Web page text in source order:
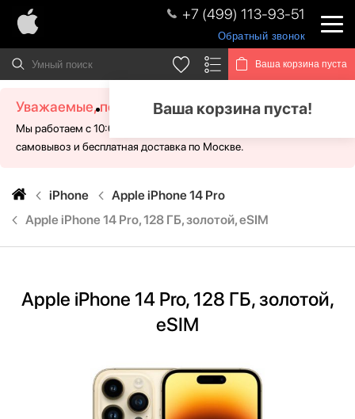
+7 (499) 113-93-51
Обратный звонок
Ваша корзина пуста
Ваша корзина пуста!
Уважаемые, посетители!
Мы работаем с 10:00 - 21:00 без выходных. Для Вас доступен
самовывоз и бесплатная доставка по Москве.
iPhone
Apple iPhone 14 Pro
Apple iPhone 14 Pro, 128 ГБ, золотой, eSIM
Apple iPhone 14 Pro, 128 ГБ, золотой,
eSIM